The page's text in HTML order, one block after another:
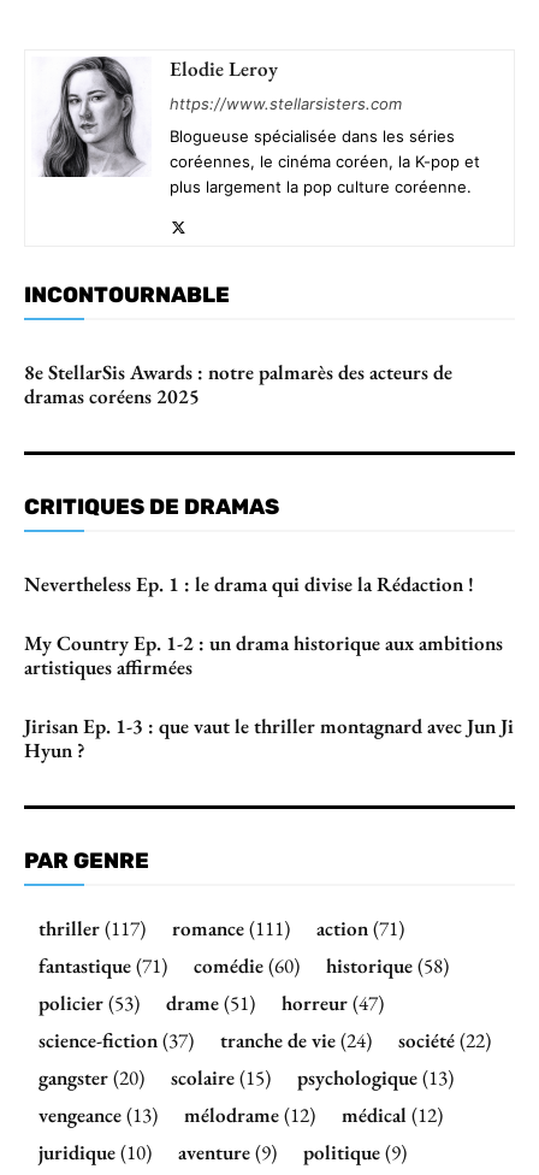
Elodie Leroy
https://www.stellarsisters.com
Blogueuse spécialisée dans les séries
coréennes, le cinéma coréen, la K-pop et
plus largement la pop culture coréenne.
INCONTOURNABLE
8e StellarSis Awards : notre palmarès des acteurs de
dramas coréens 2025
CRITIQUES DE DRAMAS
Nevertheless Ep. 1 : le drama qui divise la Rédaction !
My Country Ep. 1-2 : un drama historique aux ambitions
artistiques affirmées
Jirisan Ep. 1-3 : que vaut le thriller montagnard avec Jun Ji
Hyun ?
PAR GENRE
thriller(117) romance(111) action(71)
fantastique(71) comédie(60) historique(58)
policier(53) drame(51) horreur(47)
science-fiction(37) tranche de vie(24) société(22)
gangster(20) scolaire(15) psychologique(13)
vengeance(13) mélodrame(12) médical(12)
juridique(10) aventure(9) politique(9)